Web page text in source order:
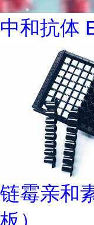
中和抗体
链霉亲和
板）